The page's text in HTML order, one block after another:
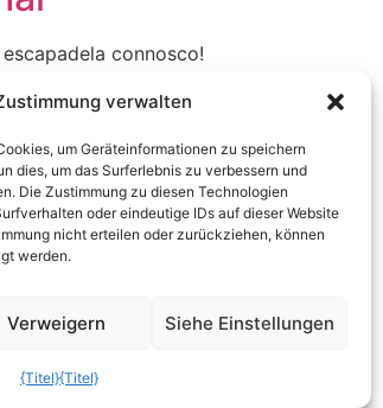
verwalten
um Geräteinformationen zu speichern
dies, um das Surferlebnis zu verbessern und
Die Zustimmung zu diesen Technologien
oder eindeutige IDs auf dieser Website
nicht erteilen oder zurückziehen, können
werden.
Verweigern Siehe Einstellungen
{Titel}{Titel}
connosco!
Natureza
no
Planeia a tua visita